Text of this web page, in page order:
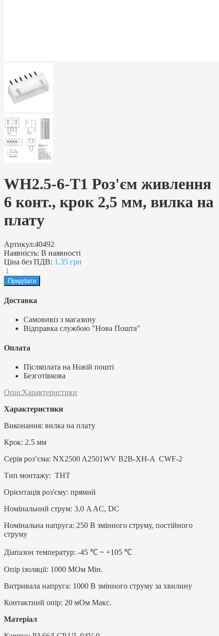
WH2.5-6-T1 Роз'єм живлення
6 конт., крок 2,5 мм, вилка на
плату
Артикул:40492
Наявність: В наявності
Ціна без ПДВ: 1.35 грн
Доставка
Самовивіз з магазину
Відправка службою "Нова Пошта"
Оплата
Післяплата на Новій пошті
Безготівкова
ОписХарактеристики
Характеристики
Виконання: вилка на плату
Крок: 2.5 мм
Серія роз’єма: NX2500 A2501WV B2B-XH-A CWF-2
Тип монтажу: THT
Орієнтація роз'єму: прямий
Номінальний струм: 3,0 A AC, DC
Номінальна напруга: 250 В змінного струму, постійного
струму
Діапазон температур: -45 ℃ ~ +105 ℃
Опір ізоляції: 1000 МОм Мін.
Витривала напруга: 1000 В змінного струму за хвилину
Контактний опір: 20 мОм Макс.
Матеріал